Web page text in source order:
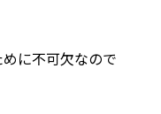
に不可欠なので